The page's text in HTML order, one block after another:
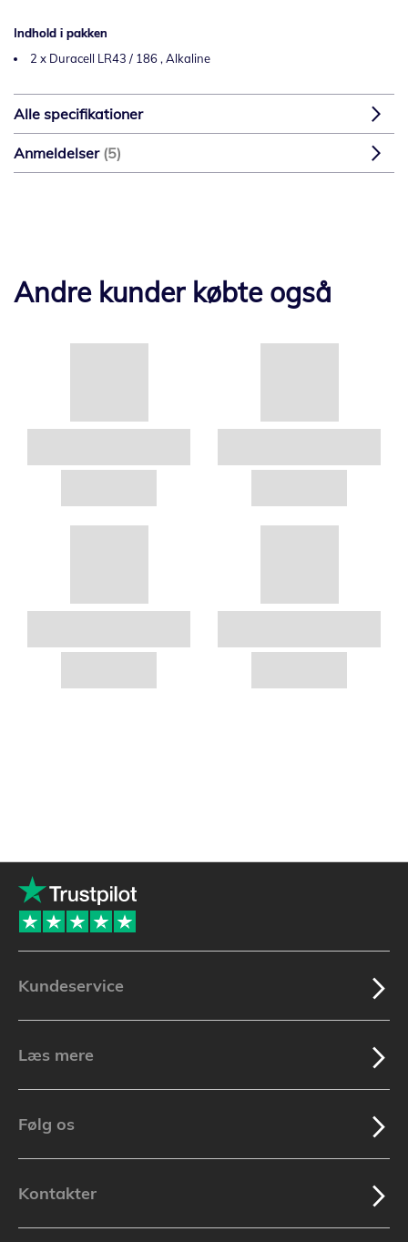
Indhold i pakken
2 x Duracell LR43 / 186 , Alkaline
Alle specifikationer
Anmeldelser 5
Andre kunder købte også
Kundeservice
Læs mere
Følg os
Kontakter